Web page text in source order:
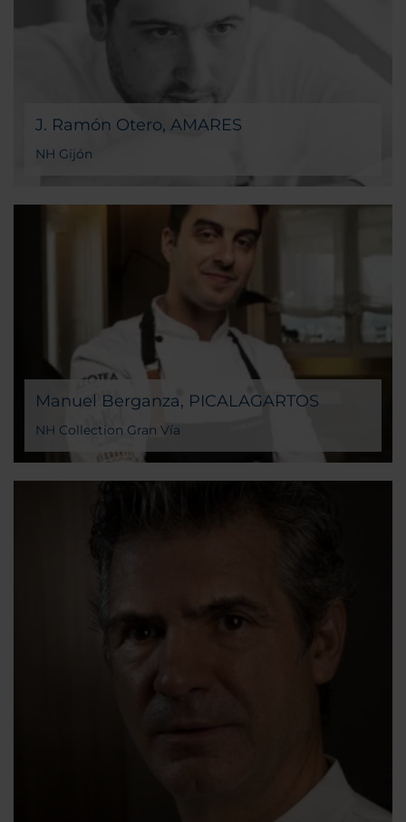
J. Ramón Otero, AMARES
NH Gijón
Manuel Berganza, PICALAGARTOS
NH Collection Gran Vía